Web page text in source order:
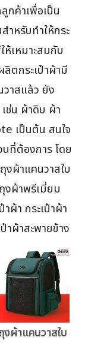
กค้าเพื่อเป็น
ำหรับทำให้กระ
เหมาะสมกับ
ตกระเป๋าผ้ามี
าสแล้ว ยัง
ช่น ผ้าดิบ ผ้า
เป็นต้น สนใจ
ที่ต้องการ โดย
งผ้าแคนวาสใบ
งผ้าพรีเมี่ยม
ผ้า กระเป๋าผ้า
าผ้าสะพายข้าง
งผ้าแคนวาสใบ